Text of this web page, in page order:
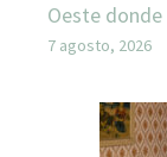
Oeste
7 agosto, 2026